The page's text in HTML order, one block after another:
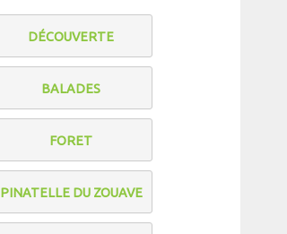
DÉCOUVERTE
BALADES
FORET
PINATELLE DU ZOUAVE